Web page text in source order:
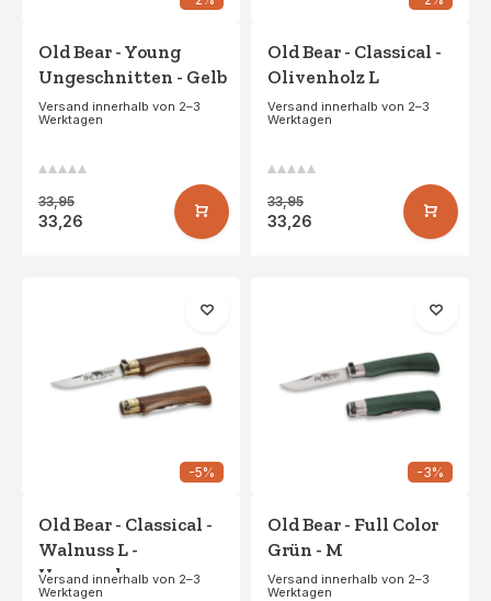
Old Bear - Young
Ungeschnitten - Gelb
Versand innerhalb von 2–3
Werktagen
33,95
33,26
Old Bear - Classical -
Olivenholz L
Versand innerhalb von 2–3
Werktagen
33,95
33,26
-5%
Old Bear - Classical -
Walnuss L -
Hangpack
Versand innerhalb von 2–3
Werktagen
-3%
Old Bear - Full Color
Grün - M
Versand innerhalb von 2–3
Werktagen